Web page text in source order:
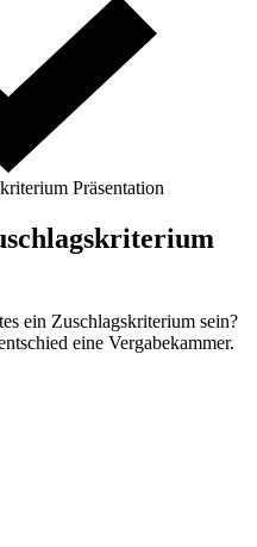
Präsentation
ein Zuschlagskriterium sein?
eine Vergabekammer.